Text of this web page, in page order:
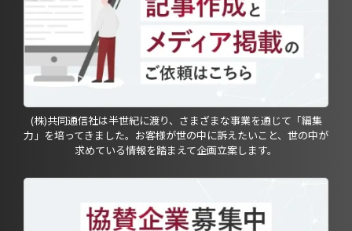
(株)共同通信社は半世紀に渡り、さまざまな事業を通じて「編集
力」を培ってきました。お客様が世の中に訴えたいこと、世の中が
求めている情報を踏まえて企画立案します。